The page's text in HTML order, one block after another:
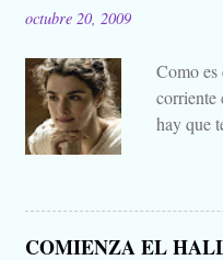
octubre 20, 2009
Como es
corriente
hay que
decir
que para
COMIENZA EL